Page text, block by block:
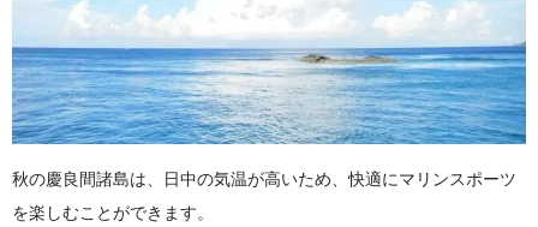
秋の慶良間諸島は、日中の気温が高いため、快適にマリンスポーツ
を楽しむことができます。